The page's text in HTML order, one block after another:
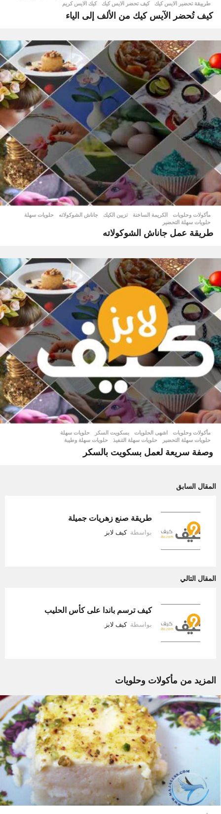
طرييقة تحضير الايس كيك
,
كيف تحضر الايس كيك ,
كيك الايس كريم
كيف تُحضر الآيس كيك من الألف إلى الياء
مأكولات وحلويات الكريمة الساخنة ,
تزيين الكيك ,
جاناش الشوكولاته ,
حلويات سهلة
حلويات سهلة التحضير
طريقة عمل جاناش الشوكولاته
مأكولات وحلويات اشهى الحلويات ,
بسكويت السكر ,
حلويات سهلة
حلويات سهلة التحضير
,
حلويات سهلة التنفيذ ,
حلويات سهلة وطيبة
وصفة سريعة لعمل بسكويت بالسكر
المقال السابق
طريقة صنع زهريات جميلة
بواسطة كيف لابز
المقال التالي
كيف ترسم باندا على كأس الحليب
بواسطة كيف لابز
المزيد من مأكولات وحلويات